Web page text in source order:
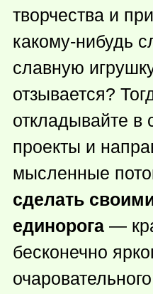
творчества и
какому-нибудь
славную
отзывается?
откладывайте в
проекты и
мысленные
сделать
единорога —
бесконечно